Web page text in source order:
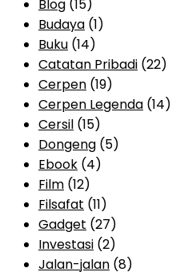
Blog (15)
Budaya (1)
Buku (14)
Catatan Pribadi (22)
Cerpen (19)
Cerpen Legenda (14)
Cersil (15)
Dongeng (5)
Ebook (4)
Film (12)
Filsafat (11)
Gadget (27)
Investasi (2)
Jalan-jalan (8)